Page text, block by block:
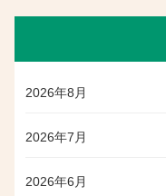
2026年8月
2026年7月
2026年6月